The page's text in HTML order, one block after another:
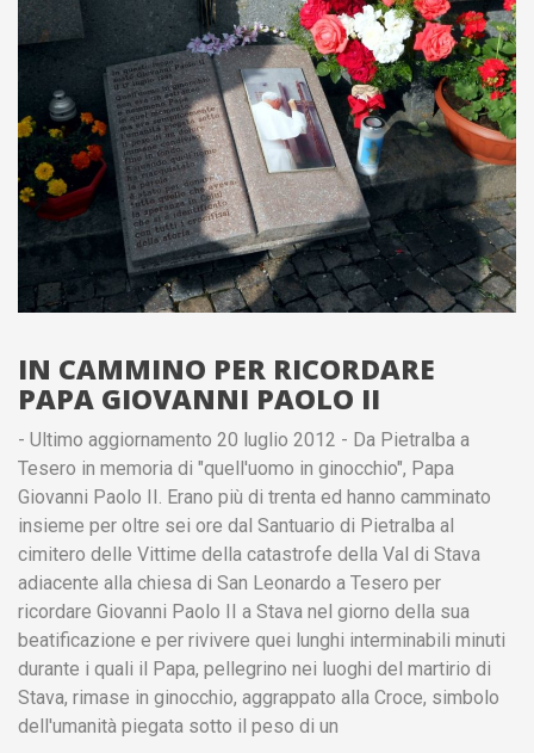
IN CAMMINO PER RICORDARE
PAPA GIOVANNI PAOLO II
- Ultimo aggiornamento 20 luglio 2012 - Da Pietralba a
Tesero in memoria di "quell'uomo in ginocchio", Papa
Giovanni Paolo II. Erano più di trenta ed hanno camminato
insieme per oltre sei ore dal Santuario di Pietralba al
cimitero delle Vittime della catastrofe della Val di Stava
adiacente alla chiesa di San Leonardo a Tesero per
ricordare Giovanni Paolo II a Stava nel giorno della sua
beatificazione e per rivivere quei lunghi interminabili minuti
durante i quali il Papa, pellegrino nei luoghi del martirio di
Stava, rimase in ginocchio, aggrappato alla Croce, simbolo
dell'umanità piegata sotto il peso di un